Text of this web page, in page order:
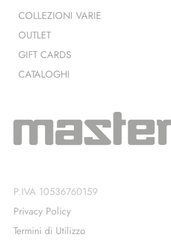
COLLEZIONI VARIE
OUTLET
GIFT CARDS
CATALOGHI
P.IVA 10536760159
Privacy Policy
Termini di Utilizzo